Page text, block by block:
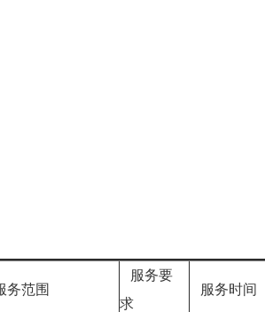
务范围
服务要
求
服务时间